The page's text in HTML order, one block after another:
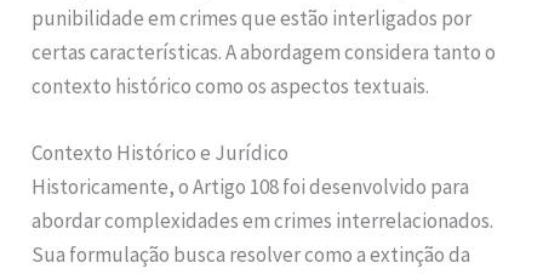
punibilidade em crimes que estão interligados por
certas características. A abordagem considera tanto o
contexto histórico como os aspectos textuais.
Contexto Histórico e Jurídico
Historicamente, o Artigo 108 foi desenvolvido para
abordar complexidades em crimes interrelacionados.
Sua formulação busca resolver como a extinção da